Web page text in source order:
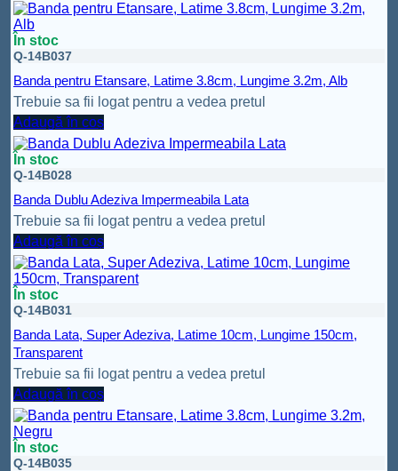
În stoc
Q-14B037
Banda pentru Etansare, Latime 3.8cm, Lungime 3.2m, Alb
Trebuie sa fii logat pentru a vedea pretul
Adaugă în coș
În stoc
Q-14B028
Banda Dublu Adeziva Impermeabila Lata
Trebuie sa fii logat pentru a vedea pretul
Adaugă în coș
În stoc
Q-14B031
Banda Lata, Super Adeziva, Latime 10cm, Lungime 150cm,
Transparent
Trebuie sa fii logat pentru a vedea pretul
Adaugă în coș
În stoc
Q-14B035